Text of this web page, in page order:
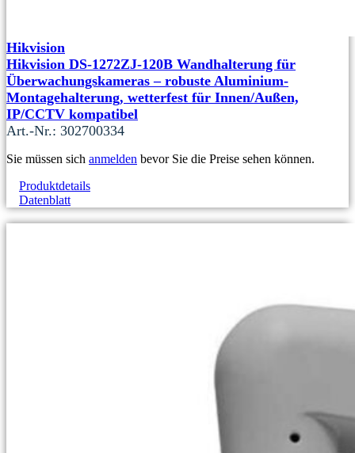
Hikvision
Hikvision DS-1272ZJ-120B Wandhalterung für
Überwachungskameras – robuste Aluminium-
Montagehalterung, wetterfest für Innen/Außen,
IP/CCTV kompatibel
Art.-Nr.: 302700334
Sie müssen sich anmelden bevor Sie die Preise sehen können.
Produktdetails
Datenblatt